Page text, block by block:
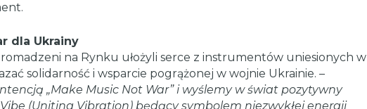
dla Ukrainy
na Rynku ułożyli serce z instrumentów uniesionych w
solidarność i wsparcie pogrążonej w wojnie Ukrainie. –
„Make Music Not War” i wyślemy w świat pozytywny
(Uniting Vibration) będący symbolem niezwykłej energii